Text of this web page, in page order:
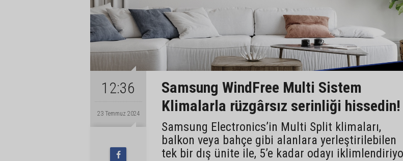
12:36
23 Temmuz 2024
Samsung WindFree Multi Sistem
Klimalarla rüzgârsız serinliği hissedin!
Samsung Electronics’in Multi Split klimaları,
balkon veya bahçe gibi alanlara yerleştirilebilen
tek bir dış ünite ile, 5’e kadar odayı